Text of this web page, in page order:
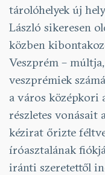
tárolóhelyek új
László sikeresen
közben
Veszprém –
veszprémiek
a város középkori
részletes vonásait
kézirat őrizte
íróasztalának
iránti szeretettől